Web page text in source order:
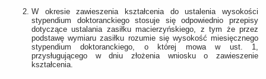
W okresie zawieszenia kształcenia do ustalenia wysokości
stypendium doktoranckiego stosuje się odpowiednio przepisy
dotyczące ustalania zasiłku macierzyńskiego, z tym że przez
podstawę wymiaru zasiłku rozumie się wysokość miesięcznego
stypendium doktoranckiego, o której mowa w ust. 1,
przysługującego w dniu złożenia wniosku o zawieszenie
kształcenia.